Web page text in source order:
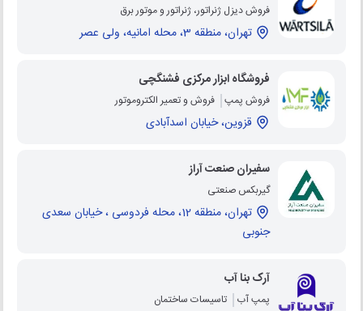
فروش دیزل ژنراتور، ژنراتور و موتور برق
تهران، منطقه 3، محله امانیه، ولی عصر
فروشگاه ابزار مرکزی فشنگچی
فروش پمپ فروش و تعمیر الکتروموتور
قزوین، خیابان اسدآبادی
سفیران صنعت آراز
گیربکس صنعتی
تهران، منطقه 12، محله فردوسی ، خیابان سعدی
جنوبی
آرک بنا آب
پمپ آب تاسیسات ساختمان